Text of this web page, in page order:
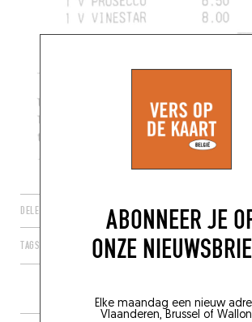
ABONNEER JE
ONZE
Elke maandag een nieuw
Vlaanderen, Brussel of
DELEN
TAGS LUIK WAALS GEWEST WALLONIE